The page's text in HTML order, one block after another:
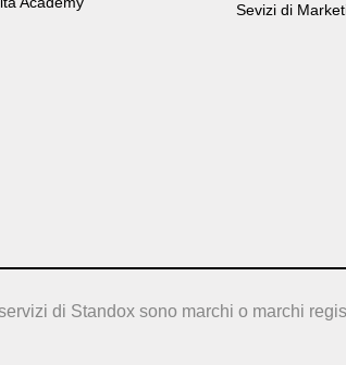
Sevizi di
di Standox sono marchi o marchi